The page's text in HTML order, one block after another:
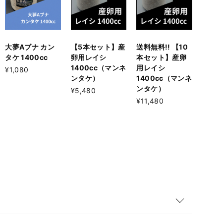
大夢Aブナ カン
タケ 1400cc
¥1,080
【5本セット】産
卵用レイシ
1400cc（マンネ
ンタケ）
¥5,480
送料無料!! 【10
本セット】産卵
用レイシ
1400cc（マンネ
ンタケ）
¥11,480